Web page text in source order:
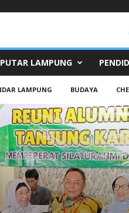
LAMPUNG
LAMPUNG BUDAYA